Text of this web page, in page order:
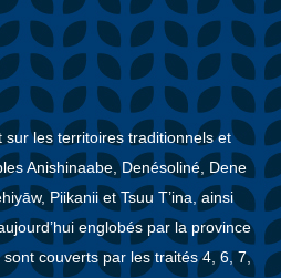
sur les territoires traditionnels et
Anishinaabe, Denésoliné, Dene
Piikanii et Tsuu T’ina, ainsi
englobés par la province
sont couverts par les traités 4, 6, 7,